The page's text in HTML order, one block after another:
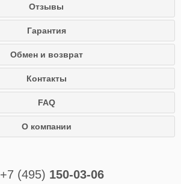
Отзывы
Гарантия
Обмен и возврат
Контакты
FAQ
О компании
+7 (495) 150-03-06